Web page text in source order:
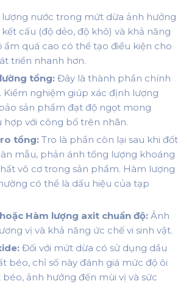
lượng nước trong mứt dừa ảnh hưởng
cấu (độ dẻo, độ khô) và khả năng
ẩm quá cao có thể tạo điều kiện cho
triển nhanh hơn.
tổng: Đây là thành phần chính
Kiểm nghiệm giúp xác định lượng
sản phẩm đạt độ ngọt mong
hợp với công bố trên nhãn.
tổng: Tro là phần còn lại sau khi đốt
mẫu, phản ánh tổng lượng khoáng
vô cơ trong sản phẩm. Hàm lượng
có thể là dấu hiệu của tạp
Hàm lượng axit chuẩn độ: Ảnh
vị và khả năng ức chế vi sinh vật.
Đối với mứt dừa có sử dụng dầu
béo, chỉ số này đánh giá mức độ ôi
ảnh hưởng đến mùi vị và sức